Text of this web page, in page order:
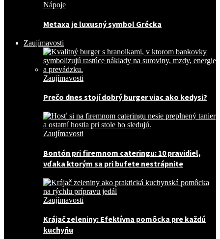
Nápoje
Metaxa je luxusný symbol Grécka
Zaujímavosti
Zaujímavosti
Prečo dnes stojí dobrý burger viac ako kedysi?
Zaujímavosti
Bontón pri firemnom cateringu: 10 pravidiel,
vďaka ktorým sa pri bufete nestrápnite
Zaujímavosti
Krájač zeleniny: Efektívna pomôcka pre každú
kuchyňu